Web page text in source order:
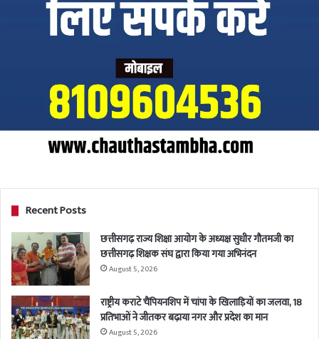
Recent Posts
छत्तीसगढ़ राज्य शिक्षा आयोग के अध्यक्ष सुधीर गौतमजी का
छत्तीसगढ़ शिक्षक संघ द्वारा किया गया अभिनंदन
August 5, 2026
राष्ट्रीय कराटे चैंपियनशिप में चांपा के खिलाड़ियों का जलवा, 18
प्रतिभाओं ने जीतकर बढ़ाया नगर और प्रदेश का मान
August 5, 2026